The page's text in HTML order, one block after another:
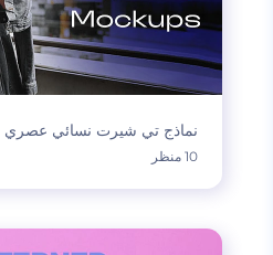
نماذج تي شيرت نسائي عصري
10 منظر